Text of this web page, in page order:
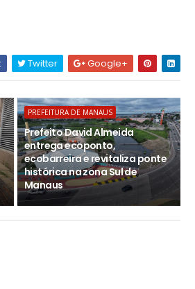
Twitter Google+
PREFEITURA DE MANAUS
Prefeito David Almeida
entrega ecoponto,
ecobarreira e revitaliza ponte
histórica na zona Sul de
Manaus